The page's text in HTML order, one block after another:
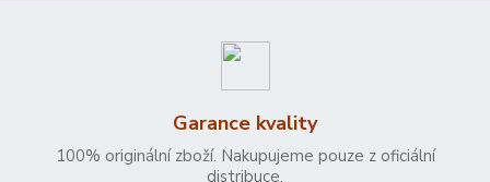
Garance kvality
100% originální zboží. Nakupujeme pouze z oficiální
distribuce.